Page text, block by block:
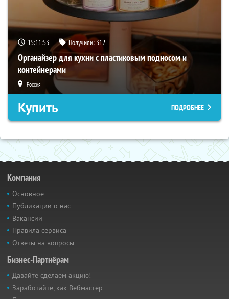
15:11:52 Получили: 312
Органайзер для кухни с пластиковым подносом и
контейнерами
Россия
Купить ПОДРОБНЕЕ
Компания
Основное
Публикации о нас
Вакансии
Правила сервиса
Ответы на вопросы
Бизнес-Партнёрам
Давайте сделаем акцию!
Заработайте, как Вебмастер